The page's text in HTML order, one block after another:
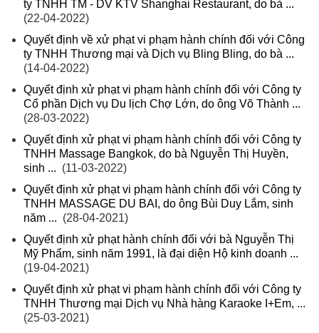
ty TNHH TM - DV KTV Shanghai Restaurant, do bà ...
(22-04-2022)
Quyết định về xử phạt vi phạm hành chính đối với Công
ty TNHH Thương mại và Dịch vụ Bling Bling, do bà ...
(14-04-2022)
Quyết định xử phạt vi phạm hành chính đối với Công ty
Cổ phần Dịch vụ Du lịch Chợ Lớn, do ông Võ Thành ...
(28-03-2022)
Quyết định xử phạt vi phạm hành chính đối với Công ty
TNHH Massage Bangkok, do bà Nguyễn Thị Huyền,
sinh ... (11-03-2022)
Quyết định xử phạt vi phạm hành chính đối với Công ty
TNHH MASSAGE DU BAI, do ông Bùi Duy Lắm, sinh
năm ... (28-04-2021)
Quyết định xử phạt hành chính đối với bà Nguyễn Thị
Mỹ Phẩm, sinh năm 1991, là đại diện Hộ kinh doanh ...
(19-04-2021)
Quyết định xử phạt vi phạm hành chính đối với Công ty
TNHH Thương mại Dịch vụ Nhà hàng Karaoke I+Em, ...
(25-03-2021)